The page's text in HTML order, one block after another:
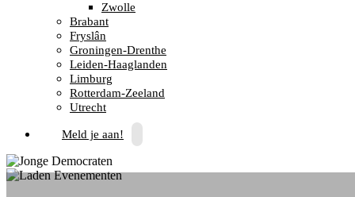
Zwolle
Brabant
Fryslân
Groningen-Drenthe
Leiden-Haaglanden
Limburg
Rotterdam-Zeeland
Utrecht
Meld je aan!